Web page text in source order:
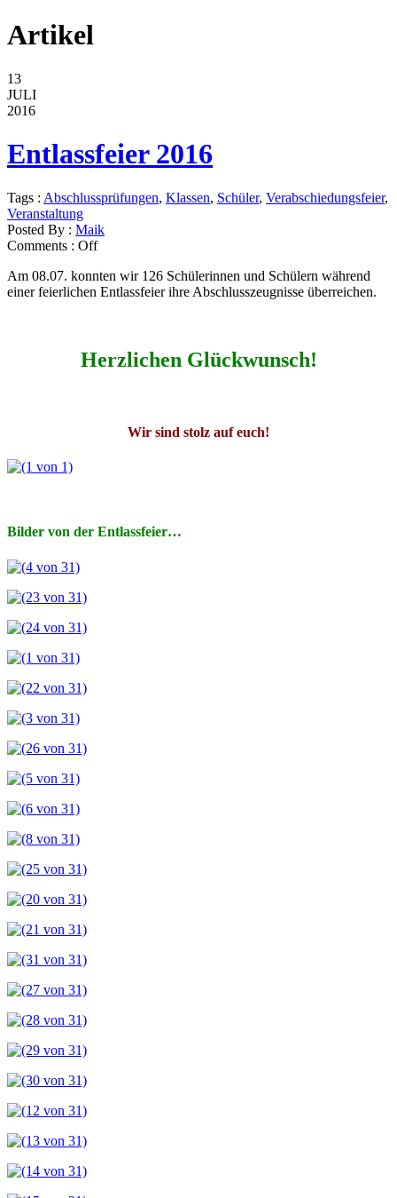
Artikel
13
JULI
2016
Entlassfeier 2016
Tags : Abschlussprüfungen, Klassen, Schüler, Verabschiedungsfeier,
Veranstaltung
Posted By : Maik
Comments : Off
Am 08.07. konnten wir 126 Schülerinnen und Schülern während
einer feierlichen Entlassfeier ihre Abschlusszeugnisse überreichen.
Herzlichen Glückwunsch!
Wir sind stolz auf euch!
Bilder von der Entlassfeier…